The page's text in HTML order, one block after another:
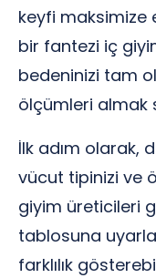
keyfi maksimize
bir fantezi iç
bedeninizi tam
ölçümleri almak
İlk adım olarak,
vücut tipinizi ve
giyim üreticileri
tablosuna
farklılık